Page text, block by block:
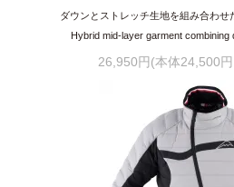
ダウンとストレッチ生地を組み合わせ
Hybrid mid-layer garment combining
26,950円(本体24,500